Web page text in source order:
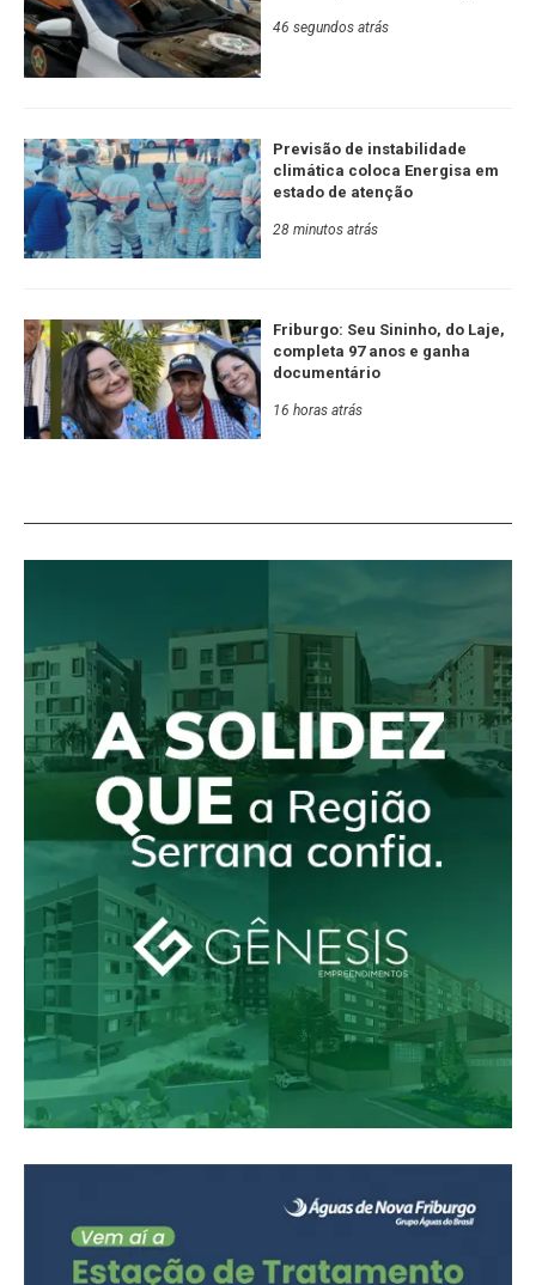
46 segundos atrás
Previsão de instabilidade
climática coloca Energisa em
estado de atenção
28 minutos atrás
Friburgo: Seu Sininho, do Laje,
completa 97 anos e ganha
documentário
16 horas atrás